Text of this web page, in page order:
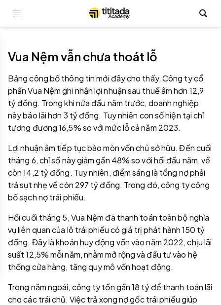
Vua Nệm vẫn chưa thoát lỗ
Bảng công bố thông tin mới đây cho thấy, Công ty cổ
phần Vua Nệm ghi nhận lợi nhuận sau thuế âm hơn 12,9
tỷ đồng. Trong khi nửa đầu năm trước, doanh nghiệp
này báo lãi hơn 3 tỷ đồng. Tuy nhiên con số hiện tại chỉ
tương đương 16,5% so với mức lỗ cả năm 2023.
Lợi nhuận âm tiếp tục bào mòn vốn chủ sở hữu. Đến cuối
tháng 6, chỉ số này giảm gần 48% so với hồi đầu năm, về
còn 14,2 tỷ đồng. Tuy nhiên, điểm sáng là tổng nợ phải
trả sụt nhẹ về còn 297 tỷ đồng. Trong đó, công ty công
bố sạch nợ trái phiếu.
Hồi cuối tháng 5, Vua Nệm đã thanh toán toàn bộ nghĩa
vụ liên quan của lô trái phiếu có giá trị phát hành 150 tỷ
đồng. Đây là khoản huy động vốn vào năm 2022, chịu lãi
suất 12,5% mỗi năm, nhằm mở rộng và đầu tư vào hệ
thống cửa hàng, tăng quy mô vốn hoạt động.
Trong năm ngoái, công ty tốn gần 18 tỷ để thanh toán lãi
cho các trái chủ. Việc trả xong nợ gốc trái phiếu giúp